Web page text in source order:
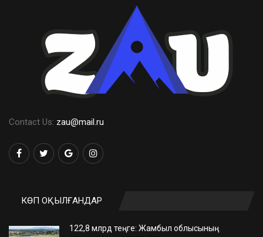
Contact Us: zau@mail.ru
КӨП ОҚЫЛҒАНДАР
122,8 млрд теңге: Жамбыл облысының